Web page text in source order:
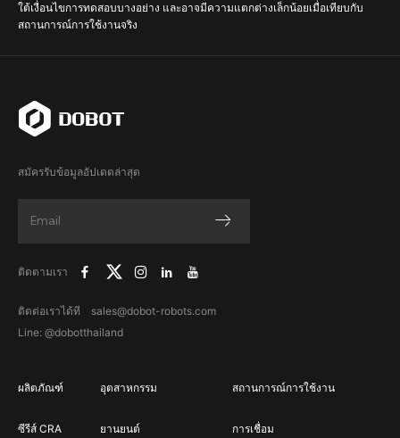
ใต้เงื่อนไขการทดสอบบางอย่าง และอาจมีความแตกต่างเล็กน้อยเมื่อเทียบกับ
สถานการณ์การใช้งานจริง
สมัครรับข้อมูลอัปเดตล่าสุด
ติดตามเรา
ติดต่อเราได้ที sales@dobot-robots.com
Line: @dobotthailand
ผลิตภัณฑ์
ซีรีส์ CRA
อุตสาหกรรม
ยานยนต์
สถานการณ์การใช้งาน
การเชื่อม